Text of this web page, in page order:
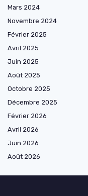
Mars 2024
Novembre 2024
Février 2025
Avril 2025
Juin 2025
Août 2025
Octobre 2025
Décembre 2025
Février 2026
Avril 2026
Juin 2026
Août 2026